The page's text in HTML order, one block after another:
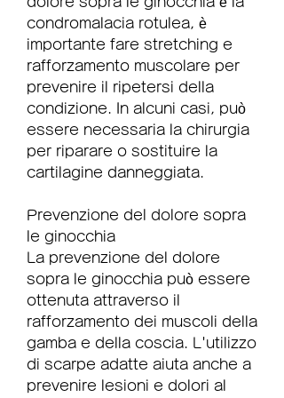
condromalacia rotulea, è
importante fare stretching e
rafforzamento muscolare per
prevenire il ripetersi della
condizione. In alcuni casi, può
essere necessaria la chirurgia
per riparare o sostituire la
cartilagine danneggiata.
Prevenzione del dolore sopra
le ginocchia
La prevenzione del dolore
sopra le ginocchia può essere
ottenuta attraverso il
rafforzamento dei muscoli della
gamba e della coscia. L'utilizzo
di scarpe adatte aiuta anche a
prevenire lesioni e dolori al